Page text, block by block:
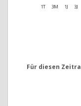
1T 3M 1J 3J
Für diesen